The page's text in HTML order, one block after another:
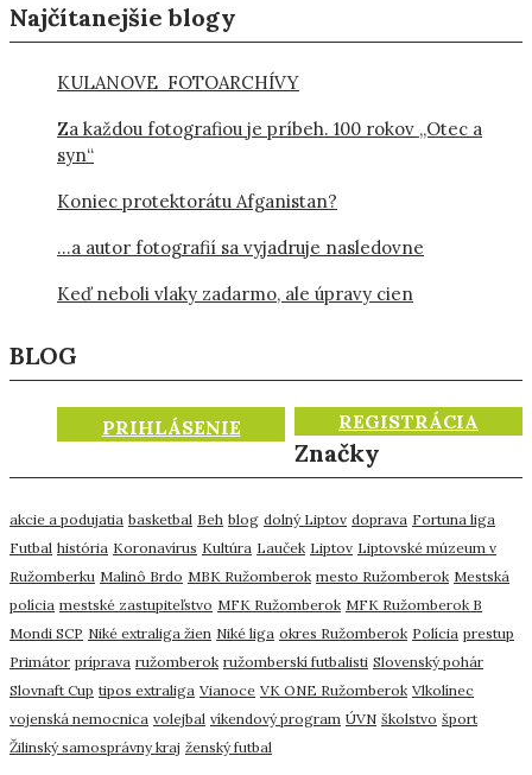
Najčítanejšie blogy
KULANOVE FOTOARCHÍVY
Za každou fotografiou je príbeh. 100 rokov „Otec a
syn“
Koniec protektorátu Afganistan?
…a autor fotografií sa vyjadruje nasledovne
Keď neboli vlaky zadarmo, ale úpravy cien
BLOG
PRIHLÁSENIE REGISTRÁCIA
Značky
akcie a podujatia basketbal Beh blog dolný Liptov doprava Fortuna liga
Futbal história Koronavírus Kultúra Lauček Liptov Liptovské múzeum v
Ružomberku Malinô Brdo MBK Ružomberok mesto Ružomberok Mestská
polícia mestské zastupiteľstvo MFK Ružomberok MFK Ružomberok B
Mondi SCP Niké extraliga žien Niké liga okres Ružomberok Polícia prestup
Primátor príprava ružomberok ružomberskí futbalisti Slovenský pohár
Slovnaft Cup tipos extraliga Vianoce VK ONE Ružomberok Vlkolínec
vojenská nemocnica volejbal víkendový program ÚVN školstvo šport
Žilinský samosprávny kraj ženský futbal